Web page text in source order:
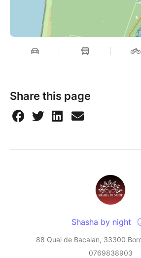
Share this page
Shasha by night
88 Quai de Bacalan, 33300
0769838903